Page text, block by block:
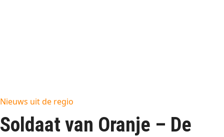
Nieuws uit de regio
Soldaat van Oranje – De